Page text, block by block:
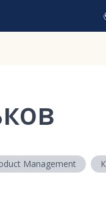
Management